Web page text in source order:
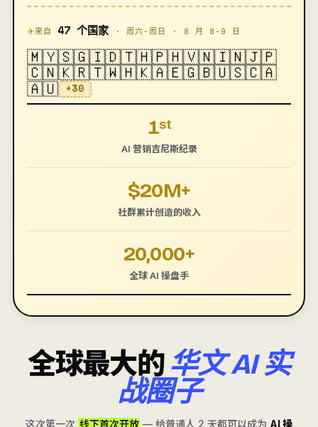
✈来自 47 个国家 · 周六-周日 · 8 月 8-9 日
🇲🇾🇸🇬🇮🇩🇹🇭🇵🇭🇻🇳🇮🇳🇯🇵
🇨🇳🇰🇷🇹🇼🇭🇰🇦🇪🇬🇧🇺🇸🇨🇦
🇦🇺 +30
1ˢᵗ
AI 营销吉尼斯纪录
$20M+
社群累计创造的收入
20,000+
全球 AI 操盘手
全球最大的华文 AI 实
战圈子
这次第一次 线下首次开放 — 给普通人 2 天都可以成为 AI 操